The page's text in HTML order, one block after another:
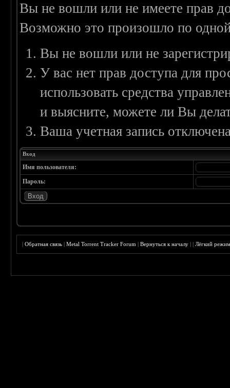
Вы не вошли или не имеете прав
Возможно это произошло по
Вы не вошли или не
У вас нет прав доступа для
использовать средства
и выясните, можете ли Вы
Ваша учетная запись
Вход
Имя пользователя:
Пароль:
|Обратная связь |Metal Torrent Tracker Forum |Вернуться к началу ||Лёгкий